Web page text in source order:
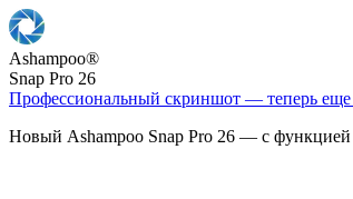
Ashampoo®
Snap Pro 26
Профессиональный скриншот — теперь еще
Новый Ashampoo Snap Pro 26 — с функцией